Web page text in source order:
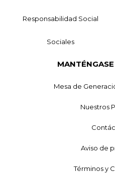
Responsabilidad Social
Sociales
Mesa de
Nuestros
Aviso de
Términos y